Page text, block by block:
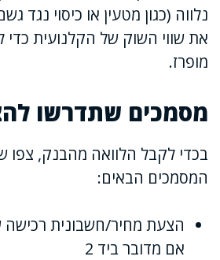
נלווה (כגון מטעין או כיסוי נגד
את שווי השוק של הקלנועית
מופרז.
מסמכים שתדרשו
בכדי לקבל הלוואה מהבנק, צפו
המסמכים הבאים:
הצעת מחיר/חשבונית רכישה
אם מדובר ביד 2